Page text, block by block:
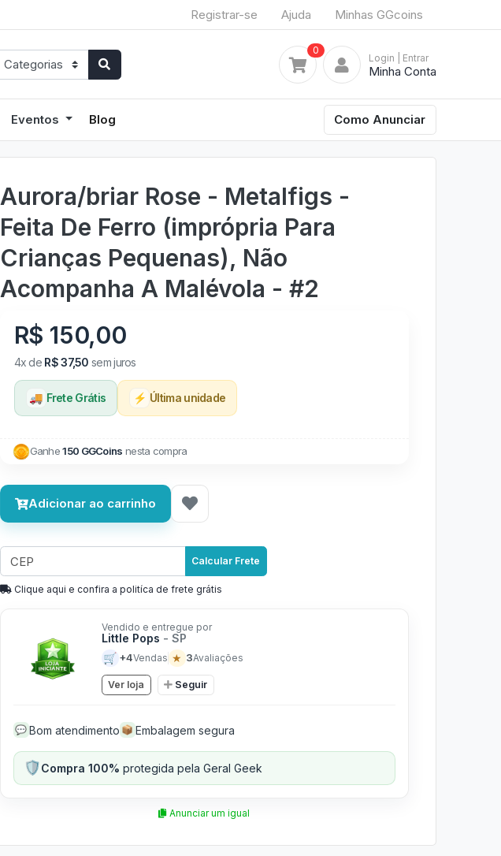
Registrar-se Ajuda Minhas GGcoins
0
Login | Entrar
Minha Conta
Eventos Blog Como Anunciar
Aurora/briar Rose - Metalfigs -
Feita De Ferro (imprópria Para
Crianças Pequenas), Não
Acompanha A Malévola - #2
R$ 150,00
4x de R$ 37,50 sem juros
🚚 Frete Grátis ⚡ Última unidade
Ganhe150 GGCoins nesta compra
Adicionar ao carrinho
Calcular Frete
Clique aqui e confira a politíca de frete grátis
Vendido e entregue por
Little Pops - SP
🛒 +4Vendas ★ 3Avaliações
Ver loja Seguir
💬 Bom atendimento 📦 Embalagem segura
🛡️Compra 100% protegida pela Geral Geek
Anunciar um igual